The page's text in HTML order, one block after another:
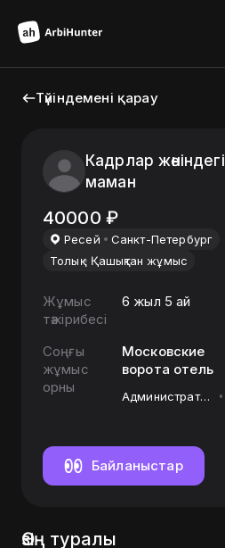
Түйіндемені қарау
Кадрлар жөніндегі
маман
40000 ₽
Ресей
Санкт-Петербург
Толық
Қашықтан жұмыс
Жұмыс
тәжірибесі
6 жыл 5 ай
Соңғы
жұмыс
орны
Московские
ворота отель
Администратор
Байланыстар
Өзің туралы